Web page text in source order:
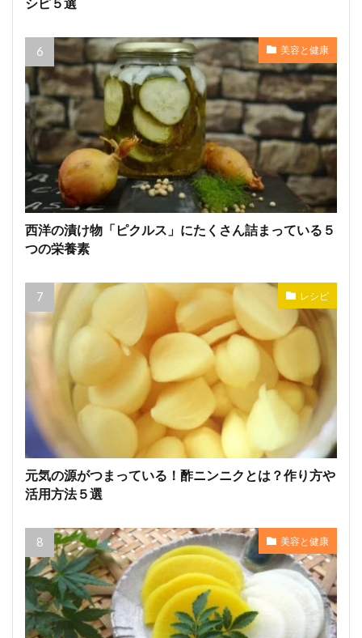
シピ５選
美容と健康
西洋の漬け物「ピクルス」にたくさん詰まっている５
つの栄養素
レシピ
元気の源がつまっている！酢ニンニクとは？作り方や
活用方法５選
美容と健康